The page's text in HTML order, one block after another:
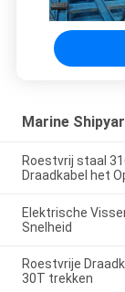
Marine
Roestvrij staal
Draadkabel het
Elektrische
Snelheid
Roestvrije
30T trekken